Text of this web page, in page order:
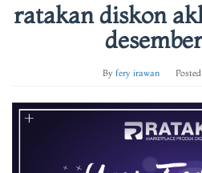
ratakan diskon
By fery irawan